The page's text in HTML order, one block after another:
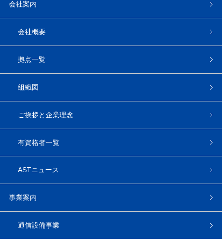
会社案内
会社概要
拠点一覧
組織図
ご挨拶と企業理念
有資格者一覧
ASTニュース
事業案内
通信設備事業